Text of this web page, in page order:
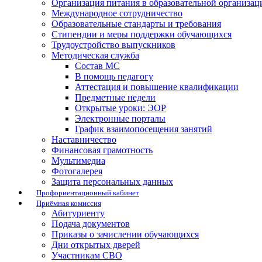
Организация питания в образовательной
Международное сотрудничество
Образовательные стандарты и требования
Стипендии и меры поддержки обучающихся
Трудоустройство выпускников
Методическая служба
Состав МС
В помощь педагогу
Аттестация и повышение квалификации
Предметные недели
Открытые уроки: ЭОР
Электронные порталы
График взаимопосещения занятий
Наставничество
Финансовая грамотность
Мультимедиа
Фотогалерея
Защита персональных данных
Профориентационный кабинет
Приёмная комиссия
Абитуриенту
Подача документов
Приказы о зачислении обучающихся
Дни открытых дверей
Участникам СВО